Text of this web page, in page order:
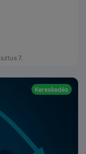
7.
Kereskedés